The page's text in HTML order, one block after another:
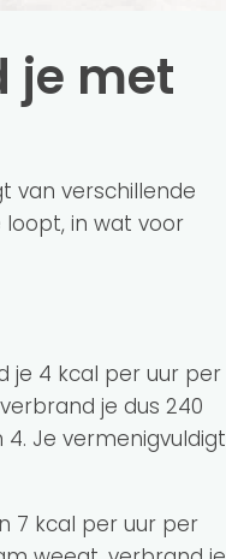
je met
van verschillende
in wat voor
je 4 kcal per uur per
je dus 240
Je vermenigvuldigt
7 kcal per uur per